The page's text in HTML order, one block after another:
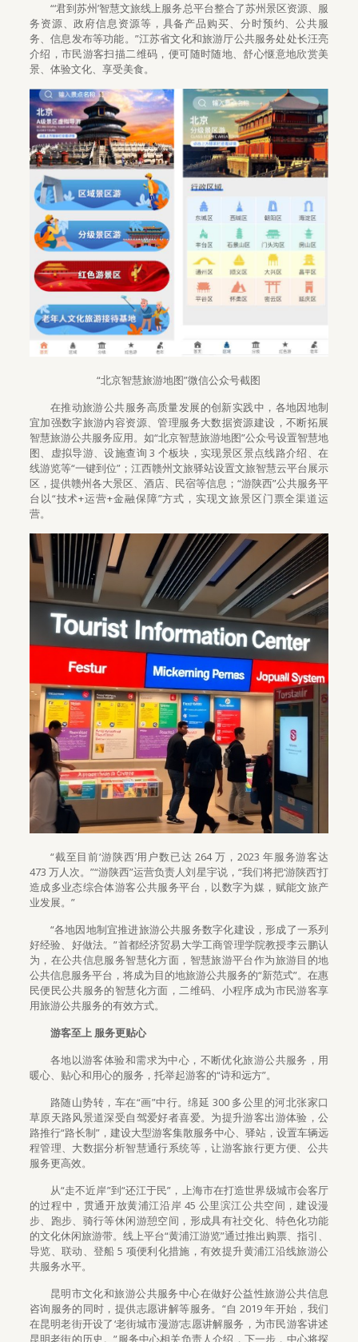
“‘君到苏州’智慧文旅线上服务总平台整合了苏州景区资源、服
务资源、政府信息资源等，具备产品购买、分时预约、公共服
务、信息发布等功能。”江苏省文化和旅游厅公共服务处处长汪亮
介绍，市民游客扫描二维码，便可随时随地、舒心惬意地欣赏美
景、体验文化、享受美食。
“北京智慧旅游地图”微信公众号截图
在推动旅游公共服务高质量发展的创新实践中，各地因地制
宜加强数字旅游内容资源、管理服务大数据资源建设，不断拓展
智慧旅游公共服务应用。如“北京智慧旅游地图”公众号设置智慧地
图、虚拟导游、设施查询 3 个板块，实现景区景点线路介绍、在
线游览等“一键到位”；江西赣州文旅驿站设置文旅智慧云平台展示
区，提供赣州各大景区、酒店、民宿等信息；“游陕西”公共服务平
台以“技术+运营+金融保障”方式，实现文旅景区门票全渠道运
营。
“截至目前‘游陕西’用户数已达 264 万，2023 年服务游客达
473 万人次。”“游陕西”运营负责人刘星宇说，“我们将把‘游陕西’打
造成多业态综合体游客公共服务平台，以数字为媒，赋能文旅产
业发展。”
“各地因地制宜推进旅游公共服务数字化建设，形成了一系列
好经验、好做法。”首都经济贸易大学工商管理学院教授李云鹏认
为，在公共信息服务智慧化方面，智慧旅游平台作为旅游目的地
公共信息服务平台，将成为目的地旅游公共服务的“新范式”。在惠
民便民公共服务的智慧化方面，二维码、小程序成为市民游客享
用旅游公共服务的有效方式。
游客至上 服务更贴心
各地以游客体验和需求为中心，不断优化旅游公共服务，用
暖心、贴心和用心的服务，托举起游客的“诗和远方”。
路随山势转，车在“画”中行。绵延 300 多公里的河北张家口
草原天路风景道深受自驾爱好者喜爱。为提升游客出游体验，公
路推行“路长制”，建设大型游客集散服务中心、驿站，设置车辆远
程管理、大数据分析智慧通行系统等，让游客旅行更方便、公共
服务更高效。
从“走不近岸”到“还江于民”，上海市在打造世界级城市会客厅
的过程中，贯通开放黄浦江沿岸 45 公里滨江公共空间，建设漫
步、跑步、骑行等休闲游憩空间，形成具有社交化、特色化功能
的文化休闲旅游带。线上平台“黄浦江游览”通过推出购票、指引、
导览、联动、登船 5 项便利化措施，有效提升黄浦江沿线旅游公
共服务水平。
昆明市文化和旅游公共服务中心在做好公益性旅游公共信息
咨询服务的同时，提供志愿讲解等服务。“自 2019 年开始，我们
在昆明老街开设了‘老街城市漫游’志愿讲解服务，为市民游客讲述
昆明老街的历史。”服务中心相关负责人介绍，下一步，中心将探